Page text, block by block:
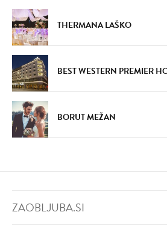
THERMANA LAŠKO
BEST WESTERN PREMIER
BORUT MEŽAN
ZAOBLJUBA.SI